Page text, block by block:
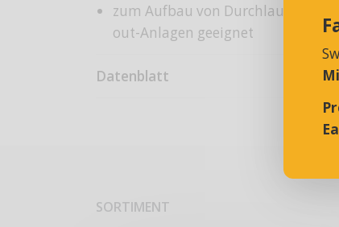
zum Aufbau von Durchlauf-,
out-Anlagen geeignet
Datenblatt
SORTIMENT